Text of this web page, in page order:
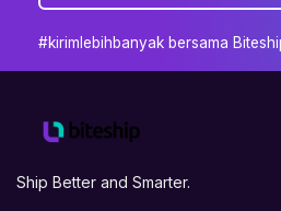
#kirimlebihbanyak bersama
Ship Better and Smarter.